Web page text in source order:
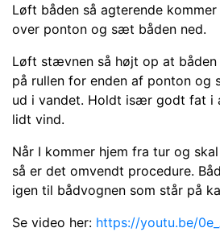
Løft båden så agterende
over ponton og sæt båden ned.
Løft stævnen så højt op at
på rullen for enden af ponton og
ud i vandet. Holdt især godt fat i
lidt vind.
Når I kommer hjem fra tur og skal
så er det omvendt procedure.
igen til bådvognen som står på
Se video her: https://youtu.be/